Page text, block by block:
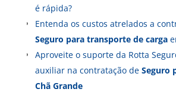
é rápida?
Entenda os custos atrelados a
Seguro para transporte de carga
Aproveite o suporte da Rotta
auxiliar na contratação de Seguro
Chã Grande